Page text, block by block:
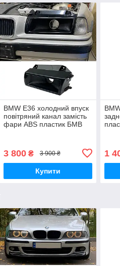
BMW E36 холодний впуск
повітряний канал замість
фари ABS пластик БМВ
3 800₴ 3 900 ₴
Купити
1